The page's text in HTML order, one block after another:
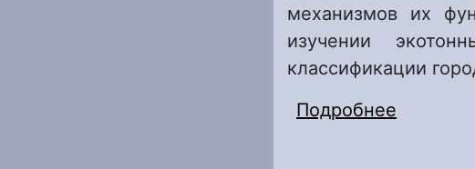
механизмов их
изучении
классификации
Подробнее